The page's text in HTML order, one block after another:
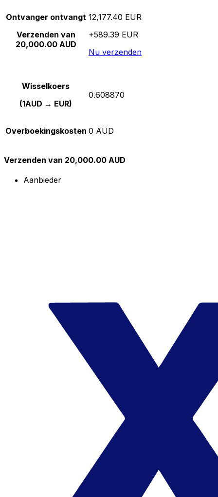
Ontvanger ontvangt
Verzenden van
20,000.00 AUD
12,177.40 EUR
+589.39 EUR
Nu verzenden
Wisselkoers
(1AUD → EUR)
0.608870
Overboekingskosten 0 AUD
Verzenden van 20,000.00 AUD
Aanbieder